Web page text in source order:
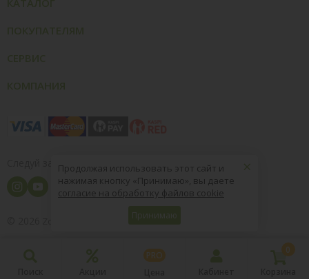
Следуй за нами
8 (800) 004-09-40
PRO
0
×
Продолжая использовать этот сайт и
нажимая кнопку «Принимаю», вы даете
согласие на обработку файлов cookie
Принимаю